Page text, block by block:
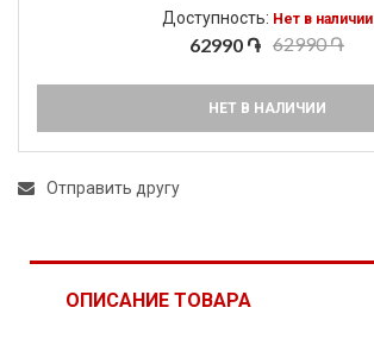
Доступность: Нет в наличии
62990 ֏ 62990 ֏
НЕТ В НАЛИЧИИ
Отправить другу
ОПИСАНИЕ ТОВАРА